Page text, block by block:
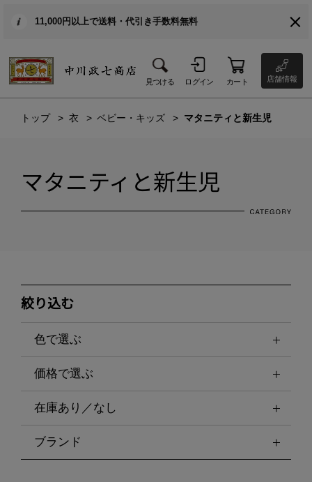
11,000円以上で送料・代引き手数料無料
見つける ログイン カート 店舗情報
トップ 衣 ベビー・キッズ マタニティと新生児
マタニティと新生児
絞り込む
色で選ぶ
価格で選ぶ
在庫あり／なし
ブランド